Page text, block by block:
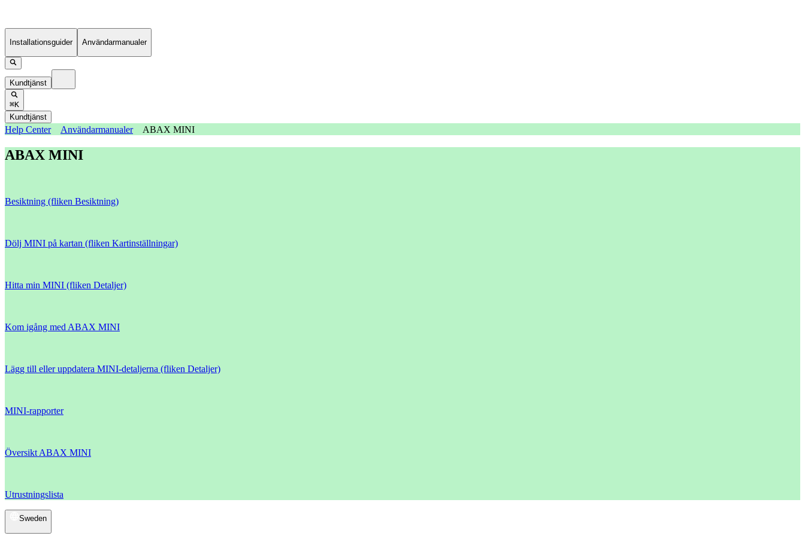
Installationsguider Användarmanualer
Kundtjänst
⌘K
Kundtjänst
Help Center Användarmanualer ABAX MINI
ABAX MINI
Besiktning (fliken Besiktning)
Dölj MINI på kartan (fliken Kartinställningar)
Hitta min MINI (fliken Detaljer)
Kom igång med ABAX MINI
Lägg till eller uppdatera MINI-detaljerna (fliken Detaljer)
MINI-rapporter
Översikt ABAX MINI
Utrustningslista
Sweden